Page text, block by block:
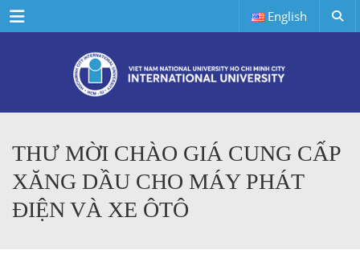
Menu English
THƯ MỜI CHÀO GIÁ CUNG CẤP
XĂNG DẦU CHO MÁY PHÁT
ĐIỆN VÀ XE ÔTÔ